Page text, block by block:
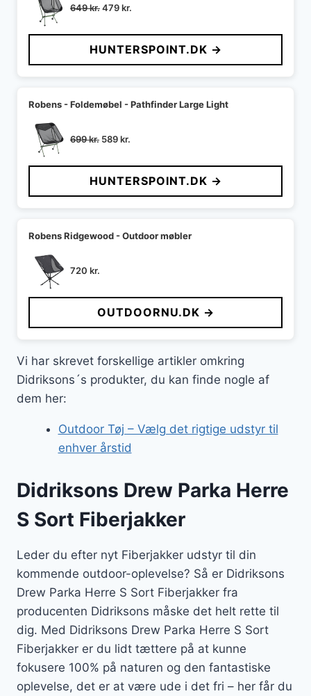
649kr.Den
pris
var:
649 kr..
479kr.
pris
er:
479 kr..
HUNTERSPOINT.DK →
Robens - Foldemøbel - Pathfinder Large Light
699kr. Den
pris
var:
699 kr..
589kr.
pris
er:
589 kr..
HUNTERSPOINT.DK →
Robens Ridgewood - Outdoor møbler
720 kr.
OUTDOORNU.DK →
Vi har skrevet forskellige artikler omkring
Didriksons´s produkter, du kan finde nogle af
dem her:
Outdoor Tøj – Vælg det rigtige udstyr til
enhver årstid
Didriksons Drew Parka Herre
S Sort Fiberjakker
Leder du efter nyt Fiberjakker udstyr til din
kommende outdoor-oplevelse? Så er Didriksons
Drew Parka Herre S Sort Fiberjakker fra
producenten Didriksons måske det helt rette til
dig. Med Didriksons Drew Parka Herre S Sort
Fiberjakker er du lidt tættere på at kunne
fokusere 100% på naturen og den fantastiske
oplevelse, det er at være ude i det fri – her får du